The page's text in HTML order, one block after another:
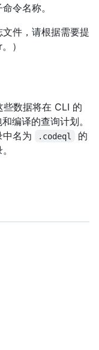
令名称。
文件，请根据需要提
）
数据将在 CLI 的
编译的查询计划。
名为
.codeql
的